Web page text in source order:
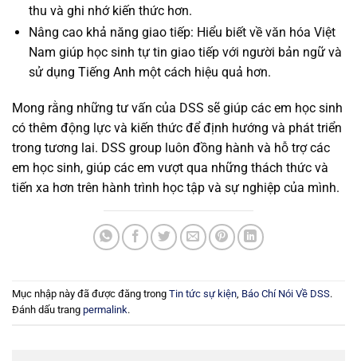
thu và ghi nhớ kiến thức hơn.
Nâng cao khả năng giao tiếp: Hiểu biết về văn hóa Việt
Nam giúp học sinh tự tin giao tiếp với người bản ngữ và
sử dụng Tiếng Anh một cách hiệu quả hơn.
Mong rằng những tư vấn của DSS sẽ giúp các em học sinh
có thêm động lực và kiến thức để định hướng và phát triển
trong tương lai. DSS group luôn đồng hành và hỗ trợ các
em học sinh, giúp các em vượt qua những thách thức và
tiến xa hơn trên hành trình học tập và sự nghiệp của mình.
Mục nhập này đã được đăng trong Tin tức sự kiện Báo Chí Nói Về DSS.
Đánh dấu trang permalink.